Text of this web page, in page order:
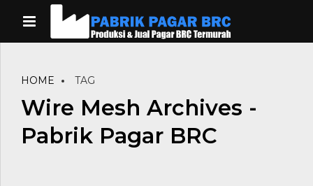
HOME TAG
Wire Mesh Archives -
Pabrik Pagar BRC